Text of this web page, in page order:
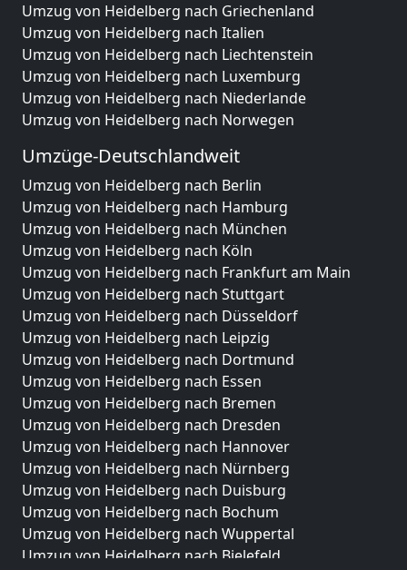
Umzug von Heidelberg nach Griechenland
Umzug von Heidelberg nach Italien
Umzug von Heidelberg nach Liechtenstein
Umzug von Heidelberg nach Luxemburg
Umzug von Heidelberg nach Niederlande
Umzug von Heidelberg nach Norwegen
Umzüge-Deutschlandweit
Umzug von Heidelberg nach Berlin
Umzug von Heidelberg nach Hamburg
Umzug von Heidelberg nach München
Umzug von Heidelberg nach Köln
Umzug von Heidelberg nach Frankfurt am Main
Umzug von Heidelberg nach Stuttgart
Umzug von Heidelberg nach Düsseldorf
Umzug von Heidelberg nach Leipzig
Umzug von Heidelberg nach Dortmund
Umzug von Heidelberg nach Essen
Umzug von Heidelberg nach Bremen
Umzug von Heidelberg nach Dresden
Umzug von Heidelberg nach Hannover
Umzug von Heidelberg nach Nürnberg
Umzug von Heidelberg nach Duisburg
Umzug von Heidelberg nach Bochum
Umzug von Heidelberg nach Wuppertal
Umzug von Heidelberg nach Bielefeld